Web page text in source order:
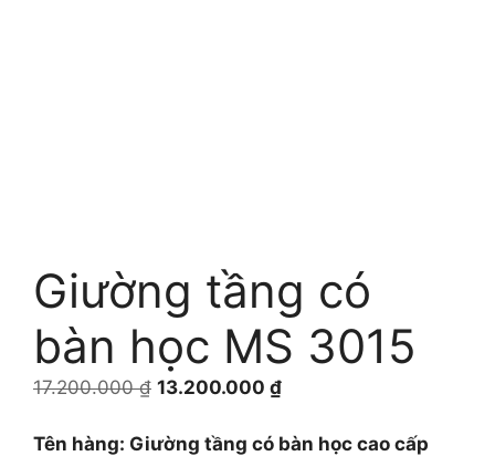
Giường tầng có
bàn học MS 3015
17.200.000₫ Giá
là:
13.200.000 ₫Giá
tại
Tên hàng: Giường tầng có bàn học cao cấp